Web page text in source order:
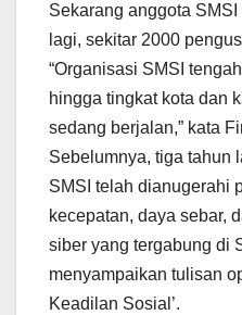
Sekarang anggota
lagi, sekitar 2000
“Organisasi SMSI
hingga tingkat kota dan
sedang berjalan,” kata
Sebelumnya, tiga tahun
SMSI telah dianugerahi
kecepatan, daya sebar,
siber yang tergabung di
menyampaikan tulisan
Keadilan Sosial’.